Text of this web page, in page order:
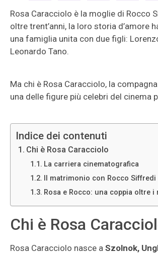
Rosa Caracciolo è la moglie di Rocco
oltre trent’anni, la loro storia d’amore
una famiglia unita con due figli:
Leonardo Tano.
Ma chi è Rosa Caracciolo, la
una delle figure più celebri del cinema
Indice dei contenuti
Chi è Rosa Caracciolo
La carriera cinematografica
Il matrimonio con Rocco Siffredi
Rosa e Rocco: una coppia oltre
Chi è Rosa
Rosa Caracciolo nasce a Szolnok,